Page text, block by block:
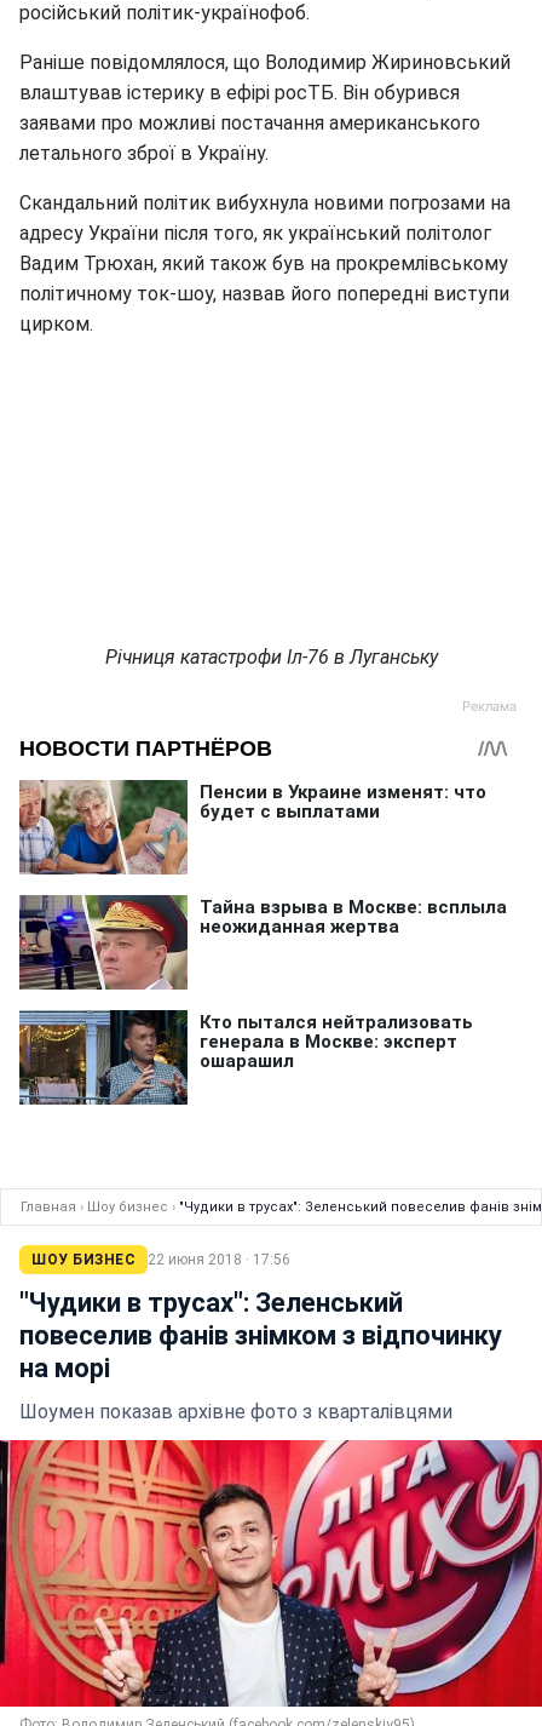
російський політик-українофоб.
Раніше повідомлялося, що Володимир Жириновський
влаштував істерику в ефірі росТБ. Він обурився
заявами про можливі постачання американського
летального зброї в Україну.
Скандальний політик вибухнула новими погрозами на
адресу України після того, як український політолог
Вадим Трюхан, який також був на прокремлівському
політичному ток-шоу, назвав його попередні виступи
цирком.
Річниця катастрофи Іл-76 в Луганську
Главная › Шоу бизнес › "Чудики в трусах": Зеленський повеселив фанів
ШОУ БИЗНЕС 22 июня 2018 · 17:56
"Чудики в трусах": Зеленський
повеселив фанів знімком з відпочинку
на морі
Шоумен показав архівне фото з кварталівцями